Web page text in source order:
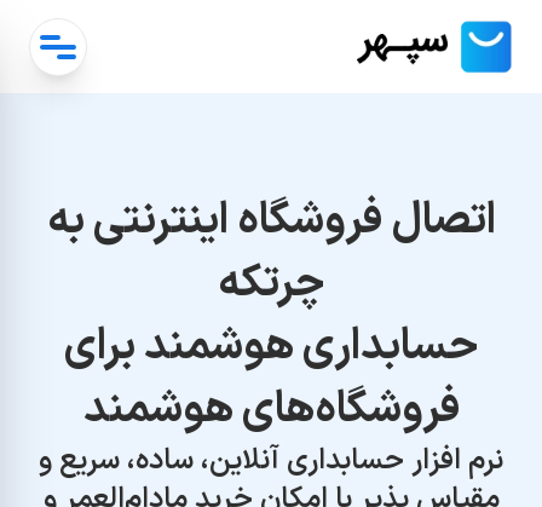
اتصال فروشگاه اینترنتی به
چرتکه
حسابداری هوشمند برای
فروشگاه‌های هوشمند
نرم افزار حسابداری آنلاین، ساده، سریع و